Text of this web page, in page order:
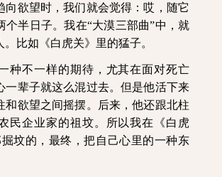
向欲望时，我们就会觉得：哎，随它
个半日子。我在“大漠三部曲”中，就
比如《白虎关》里的猛子。
种不一样的期待，尤其在面对死亡
一辈子就这么混过去。但是他活下来
和欲望之间摇摆。后来，他还跟北柱
民企业家的祖坟。所以我在《白虎
坟的，最终，把自己心里的一种东